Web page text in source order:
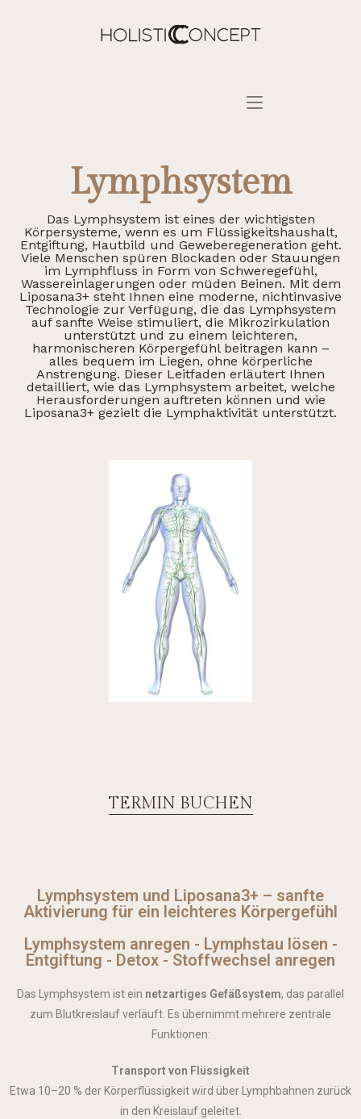
Lymphsystem
Das Lymphsystem ist eines der wichtigsten
Körpersysteme, wenn es um Flüssigkeitshaushalt,
Entgiftung, Hautbild und Geweberegeneration geht.
Viele Menschen spüren Blockaden oder Stauungen
im Lymphfluss in Form von Schweregefühl,
Wassereinlagerungen oder müden Beinen. Mit dem
Liposana3+ steht Ihnen eine moderne, nichtinvasive
Technologie zur Verfügung, die das Lymphsystem
auf sanfte Weise stimuliert, die Mikrozirkulation
unterstützt und zu einem leichteren,
harmonischeren Körpergefühl beitragen kann –
alles bequem im Liegen, ohne körperliche
Anstrengung. Dieser Leitfaden erläutert Ihnen
detailliert, wie das Lymphsystem arbeitet, welche
Herausforderungen auftreten können und wie
Liposana3+ gezielt die Lymphaktivität unterstützt.
TERMIN BUCHEN
Lymphsystem und Liposana3+ – sanfte
Aktivierung für ein leichteres Körpergefühl
Lymphsystem anregen - Lymphstau lösen -
Entgiftung - Detox - Stoffwechsel anregen
Das Lymphsystem ist ein netzartiges Gefäßsystem, das parallel
zum Blutkreislauf verläuft. Es übernimmt mehrere zentrale
Funktionen:
Transport von Flüssigkeit
Etwa 10–20 % der Körperflüssigkeit wird über Lymphbahnen zurück
in den Kreislauf geleitet.